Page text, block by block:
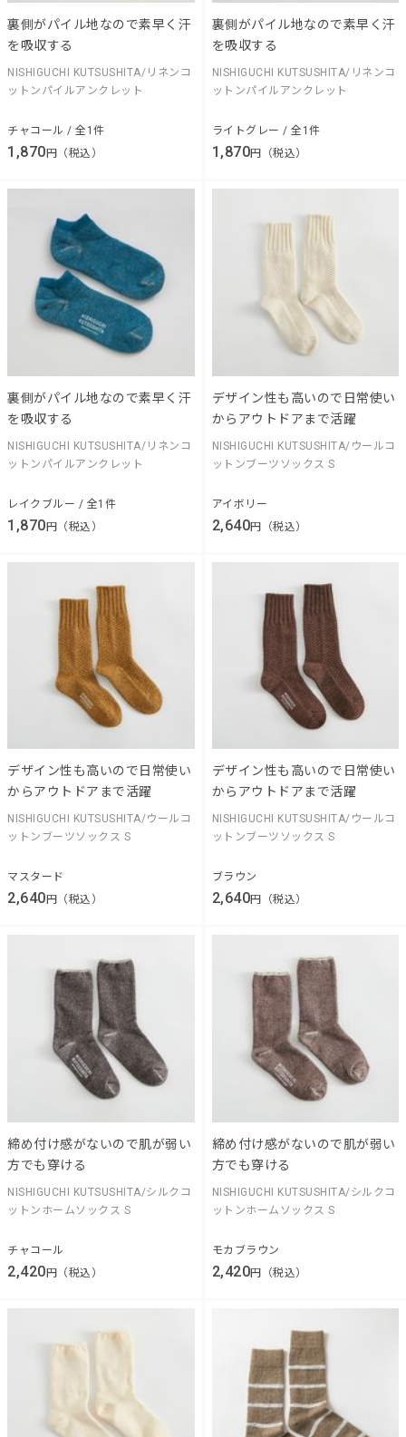
裏側がパイル地なので素早く汗
を吸収する
NISHIGUCHI KUTSUSHITA/リネンコ
ットンパイルアンクレット
チャコール / 全1件
1,870 円（税込）
裏側がパイル地なので素早く汗
を吸収する
NISHIGUCHI KUTSUSHITA/リネンコ
ットンパイルアンクレット
ライトグレー / 全1件
1,870円（税込）
裏側がパイル地なので素早く汗
を吸収する
NISHIGUCHI KUTSUSHITA/リネンコ
ットンパイルアンクレット
レイクブルー / 全1件
1,870円（税込）
デザイン性も高いので日常使い
からアウトドアまで活躍
NISHIGUCHI KUTSUSHITA/ウールコ
ットンブーツソックス S
アイボリー
2,640円（税込）
デザイン性も高いので日常使い
からアウトドアまで活躍
NISHIGUCHI KUTSUSHITA/ウールコ
ットンブーツソックス S
マスタード
2,640 円（税込）
デザイン性も高いので日常使い
からアウトドアまで活躍
NISHIGUCHI KUTSUSHITA/ウールコ
ットンブーツソックス S
ブラウン
2,640円（税込）
締め付け感がないので肌が弱い
方でも穿ける
NISHIGUCHI KUTSUSHITA/シルクコ
ットンホームソックス S
チャコール
2,420円（税込）
締め付け感がないので肌が弱い
方でも穿ける
NISHIGUCHI KUTSUSHITA/シルクコ
ットンホームソックス S
モカブラウン
2,420円（税込）